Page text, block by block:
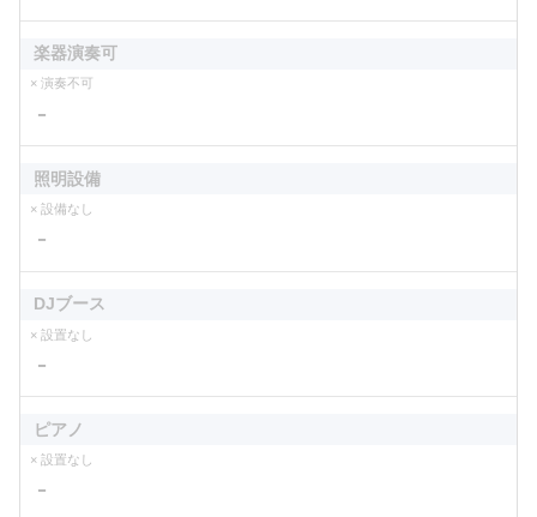
楽器演奏可
× 演奏不可
－
照明設備
× 設備なし
－
DJブース
× 設置なし
－
ピアノ
× 設置なし
－